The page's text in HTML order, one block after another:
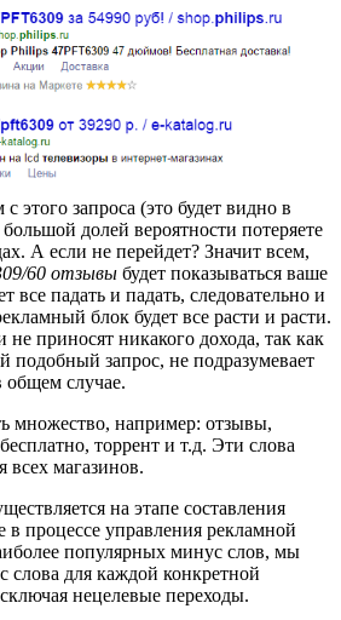
этого запроса (это будет видно в
долей вероятности потеряете
А если не перейдет? Значит всем,
60 отзывы будет показываться ваше
все падать и падать, следовательно и
блок будет все расти и расти.
приносят никакого дохода, так как
подобный запрос, не подразумевает
общем случае.
множество, например: отзывы,
торрент и т.д. Эти слова
магазинов.
на этапе составления
в процессе управления рекламной
популярных минус слов, мы
слова для каждой конкретной
нецелевые переходы.